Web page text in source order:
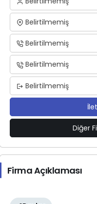
Belirtilmemiş
Belirtilmemiş
Belirtilmemiş
Belirtilmemiş
Diğer
Firma Açıklaması